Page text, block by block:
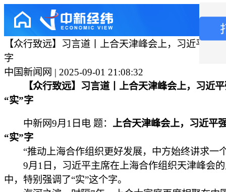
【众行致远】习言道丨上合天津峰会上，习近平强调
字
中国新闻网 | 2025-09-01 21:08:32
【众行致远】习言道丨上合天津峰会上，习近
“实”字
中新网9月1日电 题： 上合天津峰会上，习近平
“实”字
“推动上海合作组织更好发展，中方始终讲求一个
9月1日，习近平主席在上海合作组织天津峰会的
中，特别强调了“实”这个字。